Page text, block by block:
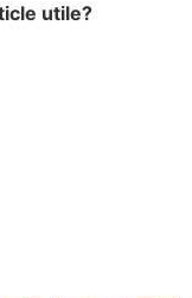
utile?